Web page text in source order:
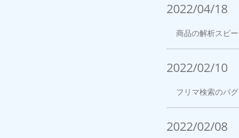
2022/04/18
商品の解析スピ
2022/02/10
フリマ検索のバ
2022/02/08